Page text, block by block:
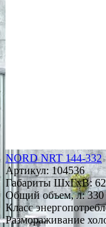
NORD NRT 144-332
Артикул: 104536
Габариты ШxГxВ:
Общий объем, л: 330
Класс
Размораживание